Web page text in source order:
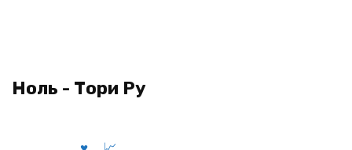
Ноль - Тори Ру